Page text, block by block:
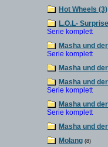
Hot Wheels (3)
L.O.L- Surprise
Serie komplett
Masha und
Serie komplett
Masha und
Masha und
Serie komplett
Masha und
Serie komplett
Masha und
Molang (8)